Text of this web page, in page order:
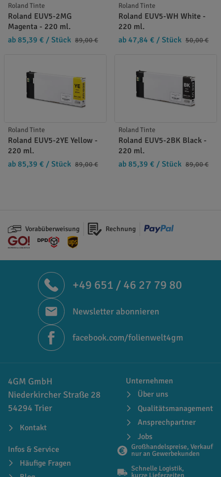
Roland Tinte
Roland EUV5-2MG
Magenta - 220 ml.
ab 85,39 € / Stück 89,00 €
Roland Tinte
Roland EUV5-WH White -
220 ml.
ab 47,84 € / Stück 50,00 €
Roland Tinte
Roland EUV5-2YE Yellow -
220 ml.
ab 85,39 € / Stück 89,00 €
Roland Tinte
Roland EUV5-2BK Black -
220 ml.
ab 85,39 € / Stück 89,00 €
Vorabüberweisung Rechnung
+49 651 / 46 27 79 80
Newsletter abonnieren
facebook.com/folienwelt4gm
4GM GmbH
Niederkircher Straße 28
54294 Trier
Kontakt
Unternehmen
Über uns
Qualitätsmanagement
Ansprechpartner
Jobs
Infos & Service
Häufige Fragen
Großhandelspreise, Verkauf
nur an Gewerbekunden
Schnelle Logistik,
kurze Lieferzeiten